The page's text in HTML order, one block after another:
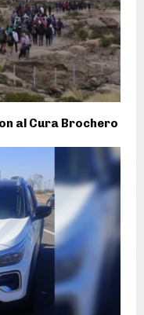
al Cura Brochero